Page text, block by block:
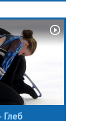
Глеб